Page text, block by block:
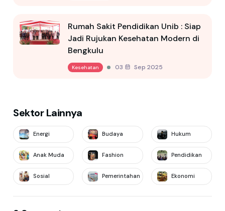
Rumah Sakit Pendidikan Unib : Siap
Jadi Rujukan Kesehatan Modern di
Bengkulu
Kesehatan 03 Sep 2025
Sektor Lainnya
Energi Budaya Hukum
Anak Muda Fashion Pendidikan
Sosial Pemerintahan Ekonomi